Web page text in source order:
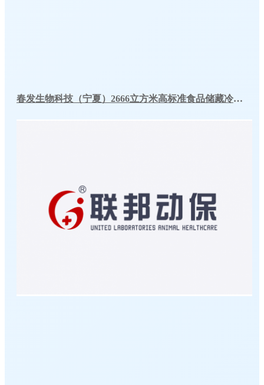
春发生物科技（宁夏）2666立方米高标准食品储藏冷库工程案例